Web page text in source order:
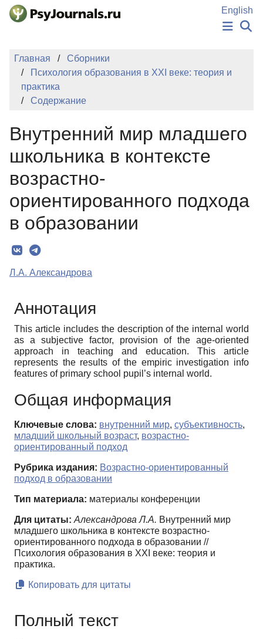
Перейти к основному содержанию
English
НОВОСТИ
ИЗДАНИЯ
Регистрация
Вход
Главная
Сборники
Психология образования в XXI веке: теория и
практика
Содержание
Внутренний мир младшего
школьника в контексте
возрастно-
ориентированного подхода
в образовании
Л.А. Александрова
Аннотация
This article includes the description of the internal world
as a subjective factor, provision of the age-oriented
approach in teaching and education. This article
represents the results of the empiric investigation info
features of primary school pupil’s internal world.
Общая информация
Ключевые слова: внутренний мир, субъективность,
младший школьный возраст, возрастно-
ориентированный подход
Рубрика издания: Возрастно-ориентированный
подход в образовании
Тип материала: материалы конференции
Для цитаты: Александрова Л.А. Внутренний мир
младшего школьника в контексте возрастно-
ориентированного подхода в образовании //
Психология образования в XXI веке: теория и
практика.
Копировать для цитаты
Полный текст